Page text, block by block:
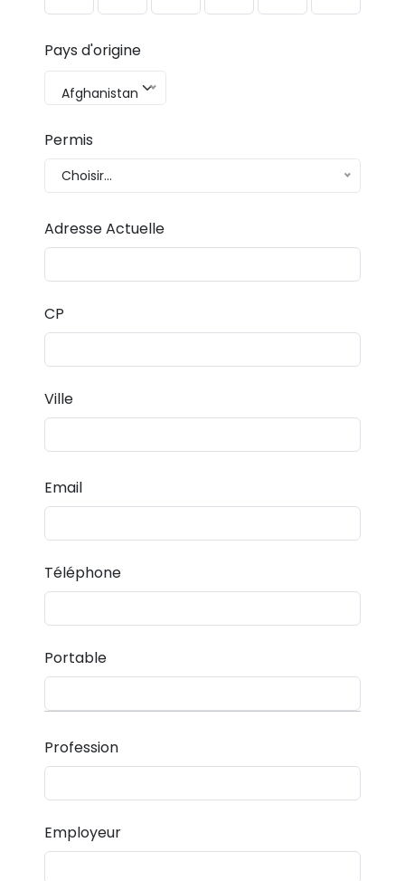
Pays d'origine
Afghanistan
Permis
Choisir...
Adresse Actuelle
CP
Ville
Email
Téléphone
Portable
Profession
Employeur